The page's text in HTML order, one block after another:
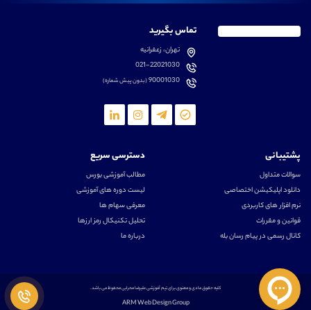
تماس بگیرید
تهران، زعفرانیه
021-22021030
90001030(بدون پیش شماره)
پشتیبانی
سوالات متداول
دانلود اپلیکیشن اختصاصی
نرم افزار های کاربردی
قوانین و مقررات
کانال رسمی در پیام رسان بله
دسترسی سریع
مطالب آموزشی بورس
لیست دوره های آموزشی
معرفی سهام ها
تحلیل تکنیکال رمز ارزها
درباره ما
کلیه حقوق مادی و معنوی برای تیم آموزشی علیرضا محرابی محفوظ می باشد.
ARM Web Design Group